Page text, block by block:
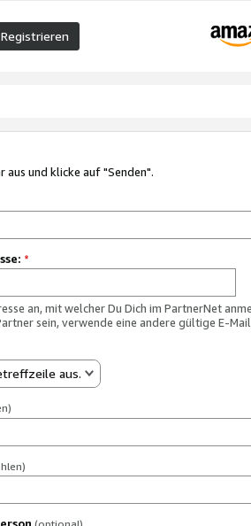
Registrieren
aus und klicke auf "Senden".
*
an, mit welcher Du Dich im PartnerNet
sein, verwende eine andere gültige E-
aus.